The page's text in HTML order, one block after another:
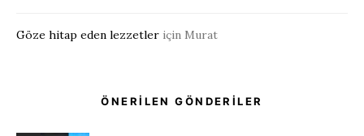
Göze hitap eden lezzetler için Murat
ÖNERİLEN GÖNDERİLER